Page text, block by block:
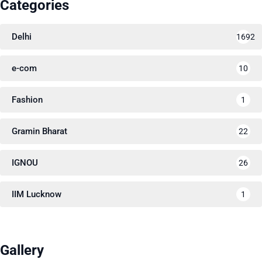
Categories
Delhi 1692
e-com 10
Fashion 1
Gramin Bharat 22
IGNOU 26
IIM Lucknow 1
Gallery